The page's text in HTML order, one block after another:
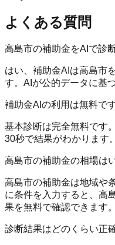
よくある質問
高島市の補助金をAIで診
はい、補助金AIは高島市
す。AIが公的データに基
補助金AIの利用は無料で
基本診断は完全無料です
30秒で結果がわかります。
高島市の補助金の相場は
高島市の補助金は地域や
に条件を入力すると、高
果を無料で確認できます。
診断結果はどのくらい正